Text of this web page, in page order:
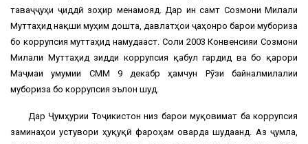
таваҷҷуҳи ҷиддӣ зоҳир менамояд. Дар ин самт Созмони Милали
Муттаҳид нақши муҳим дошта, давлатҳои ҷаҳонро барои мубориза
бо коррупсия муттаҳид намудааст. Соли 2003 Конвенсияи Созмони
Милали Муттаҳид зидди коррупсия қабул гардид ва бо қарори
Маҷмаи умумии СММ 9 декабр ҳамчун Рӯзи байналмилалии
мубориза бо коррупсия эълон шуд.
Дар Ҷумҳурии Тоҷикистон низ барои муқовимат ба коррупсия
заминаҳои устувори ҳуқуқӣ фароҳам оварда шудаанд. Аз ҷумла,